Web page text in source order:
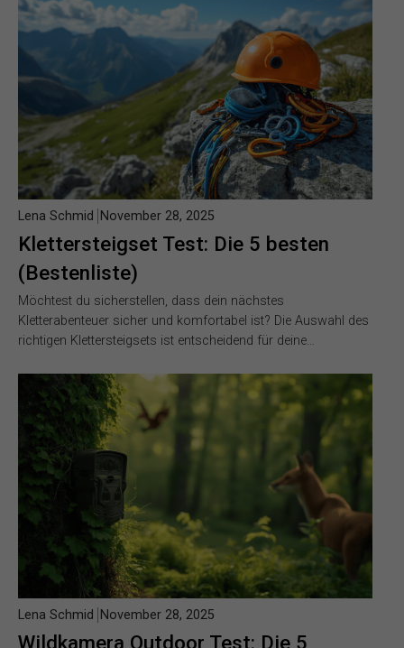
Klettersteigset Test: Die 5 besten
(Bestenliste)
Lena Schmid November 28, 2025
Möchtest du sicherstellen, dass dein nächstes
Kletterabenteuer sicher und komfortabel ist? Die Auswahl des
richtigen Klettersteigsets ist entscheidend für deine…
Wildkamera Outdoor Test: Die 5
Lena Schmid November 28, 2025